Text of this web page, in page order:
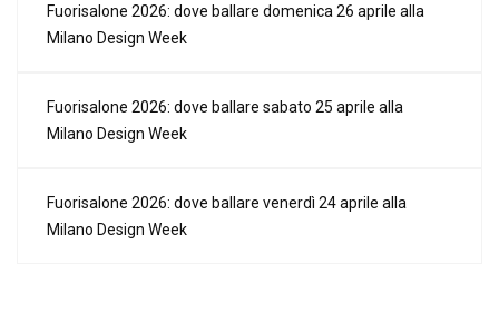
Fuorisalone 2026: dove ballare domenica 26 aprile alla
Milano Design Week
Fuorisalone 2026: dove ballare sabato 25 aprile alla
Milano Design Week
Fuorisalone 2026: dove ballare venerdì 24 aprile alla
Milano Design Week